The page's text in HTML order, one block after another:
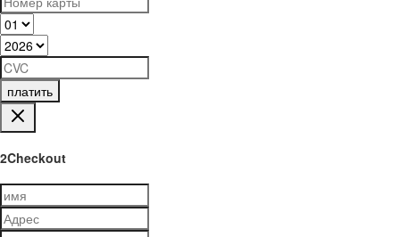
платить
2Checkout